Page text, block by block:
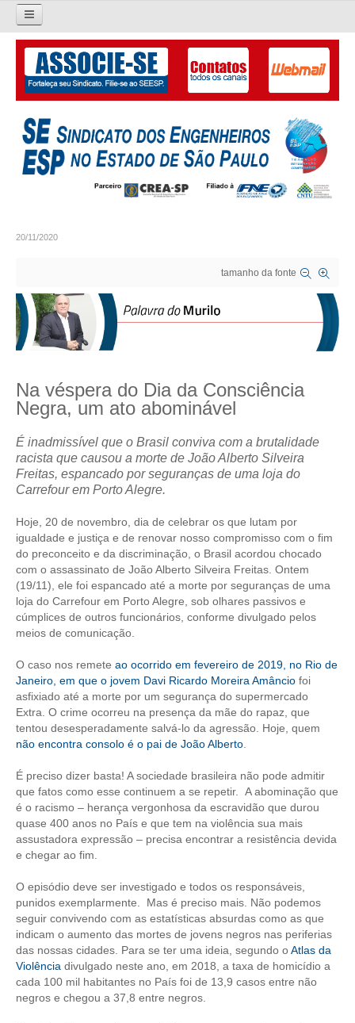
Pesquisar...
O SINDICATO
APRESENTAÇÃO
PALAVRA DO PRESIDENTE
GALERIA EX-PRESIDENTES
ORGANOGRAMA
CRESCE BRASIL
CONSELHO TECNOLÓGICO
HISTÓRICO E ATUAÇÃO
COMPOSIÇÃO
PERSONALIDADES DA TECNOLOGIA
CONSULTORIA
ACORDOS, CONVENÇÕES E DISSÍDIOS
CONTRIBUIÇÕES
CONTRIBUIÇÃO ASSISTENCIAL
CONTRIBUIÇÃO ASSOCIATIVA OU ANUIDADE DE SÓCIO
CONTRIBUIÇÃO SINDICAL URBANA
FGTS EXPURGOS
FGTS CORREÇÃO
LEGISLAÇÃO
LEI 4.950-A/1966 – PISO SALARIAL
20/11/2020
tamanho da fonte
Na véspera do Dia da Consciência
Negra, um ato abominável
É inadmissível que o Brasil conviva com a brutalidade
racista que causou a morte de João Alberto Silveira
Freitas, espancado por seguranças de uma loja do
Carrefour em Porto Alegre.
Hoje, 20 de novembro, dia de celebrar os que lutam por
igualdade e justiça e de renovar nosso compromisso com o fim
do preconceito e da discriminação, o Brasil acordou chocado
com o assassinato de João Alberto Silveira Freitas. Ontem
(19/11), ele foi espancado até a morte por seguranças de uma
loja do Carrefour em Porto Alegre, sob olhares passivos e
cúmplices de outros funcionários, conforme divulgado pelos
meios de comunicação.
O caso nos remete ao ocorrido em fevereiro de 2019, no Rio de
Janeiro, em que o jovem Davi Ricardo Moreira Amâncio foi
asfixiado até a morte por um segurança do supermercado
Extra. O crime ocorreu na presença da mãe do rapaz, que
tentou desesperadamente salvá-lo da agressão. Hoje, quem
não encontra consolo é o pai de João Alberto.
É preciso dizer basta! A sociedade brasileira não pode admitir
que fatos como esse continuem a se repetir. A abominação que
é o racismo – herança vergonhosa da escravidão que durou
quase 400 anos no País e que tem na violência sua mais
assustadora expressão – precisa encontrar a resistência devida
e chegar ao fim.
O episódio deve ser investigado e todos os responsáveis,
punidos exemplarmente. Mas é preciso mais. Não podemos
seguir convivendo com as estatísticas absurdas como as que
indicam o aumento das mortes de jovens negros nas periferias
das nossas cidades. Para se ter uma ideia, segundo oAtlas da
Violência divulgado neste ano, em 2018, a taxa de homicídio a
cada 100 mil habitantes no País foi de 13,9 casos entre não
negros e chegou a 37,8 entre negros.